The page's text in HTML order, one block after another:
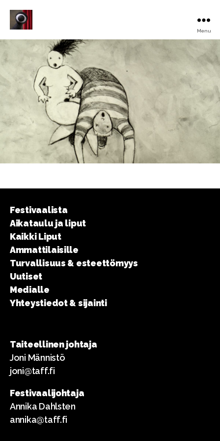
Animated
Festival
Menu
Festivaalista
Aikataulu ja liput
Kaikki Liput
Ammattilaisille
Turvallisuus & esteettömyys
Uutiset
Medialle
Yhteystiedot & sijainti
Taiteellinen johtaja
Joni Männistö
joni@taff.fi
Festivaalijohtaja
Annika Dahlsten
annika@taff.fi